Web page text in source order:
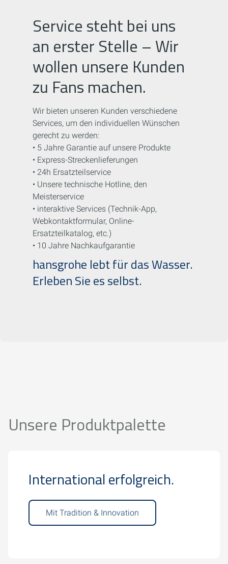
Service steht bei uns
an erster Stelle – Wir
wollen unsere Kunden
zu Fans machen.
Wir bieten unseren Kunden verschiedene
Services, um den individuellen Wünschen
gerecht zu werden:
• 5 Jahre Garantie auf unsere Produkte
• Express-Streckenlieferungen
• 24h Ersatzteilservice
• Unsere technische Hotline, den
Meisterservice
• interaktive Services (Technik-App,
Webkontaktformular, Online-
Ersatzteilkatalog, etc.)
• 10 Jahre Nachkaufgarantie
hansgrohe lebt für das Wasser.
Erleben Sie es selbst.
Unsere Produktpalette
International erfolgreich.
Mit Tradition & Innovation